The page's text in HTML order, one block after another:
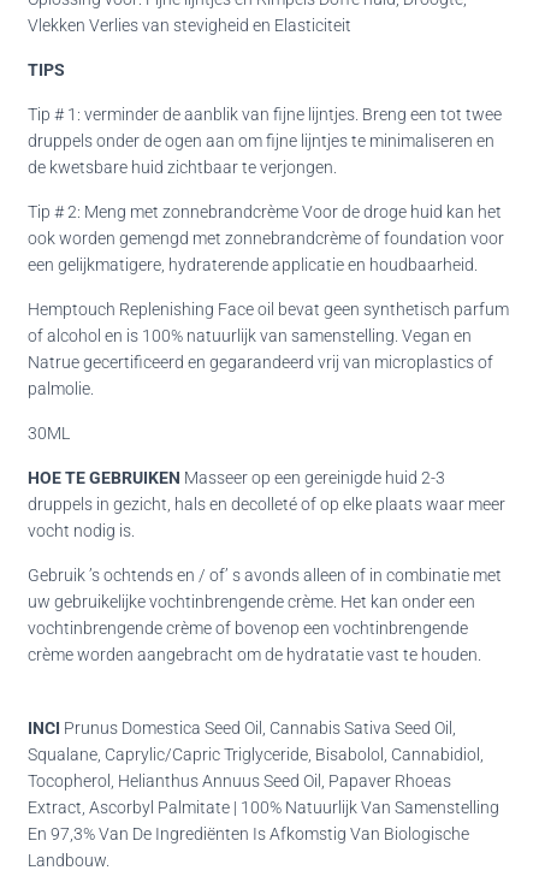
Vlekken Verlies van stevigheid en Elasticiteit
TIPS
Tip # 1: verminder de aanblik van fijne lijntjes. Breng een tot twee
druppels onder de ogen aan om fijne lijntjes te minimaliseren en
de kwetsbare huid zichtbaar te verjongen.
Tip # 2: Meng met zonnebrandcrème Voor de droge huid kan het
ook worden gemengd met zonnebrandcrème of foundation voor
een gelijkmatigere, hydraterende applicatie en houdbaarheid.
Hemptouch Replenishing Face oil bevat geen synthetisch parfum
of alcohol en is 100% natuurlijk van samenstelling. Vegan en
Natrue gecertificeerd en gegarandeerd vrij van microplastics of
palmolie.
30ML
HOE TE GEBRUIKEN Masseer op een gereinigde huid 2-3
druppels in gezicht, hals en decolleté of op elke plaats waar meer
vocht nodig is.
Gebruik ’s ochtends en / of’ s avonds alleen of in combinatie met
uw gebruikelijke vochtinbrengende crème. Het kan onder een
vochtinbrengende crème of bovenop een vochtinbrengende
crème worden aangebracht om de hydratatie vast te houden.
INCI Prunus Domestica Seed Oil, Cannabis Sativa Seed Oil,
Squalane, Caprylic/Capric Triglyceride, Bisabolol, Cannabidiol,
Tocopherol, Helianthus Annuus Seed Oil, Papaver Rhoeas
Extract, Ascorbyl Palmitate | 100% Natuurlijk Van Samenstelling
En 97,3% Van De Ingrediënten Is Afkomstig Van Biologische
Landbouw.